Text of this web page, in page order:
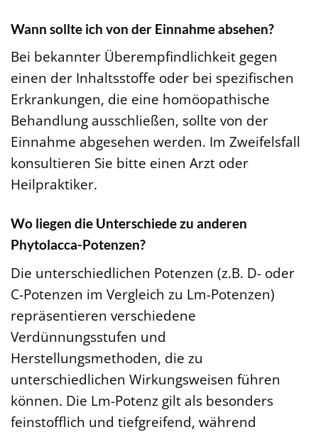
Wann sollte ich von der Einnahme absehen?
Bei bekannter Überempfindlichkeit gegen
einen der Inhaltsstoffe oder bei spezifischen
Erkrankungen, die eine homöopathische
Behandlung ausschließen, sollte von der
Einnahme abgesehen werden. Im Zweifelsfall
konsultieren Sie bitte einen Arzt oder
Heilpraktiker.
Wo liegen die Unterschiede zu anderen
Phytolacca-Potenzen?
Die unterschiedlichen Potenzen (z.B. D- oder
C-Potenzen im Vergleich zu Lm-Potenzen)
repräsentieren verschiedene
Verdünnungsstufen und
Herstellungsmethoden, die zu
unterschiedlichen Wirkungsweisen führen
können. Die Lm-Potenz gilt als besonders
feinstofflich und tiefgreifend, während